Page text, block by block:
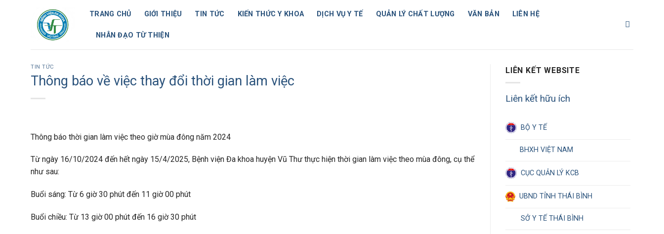
TRANG CHỦ GIỚI THIỆU TIN TỨC KIẾN THỨC Y KHOA DỊCH VỤ Y TẾ QUẢN LÝ CHẤT LƯỢNG VĂN BẢN LIÊN HỆ
NHÂN ĐẠO TỪ THIỆN
TIN TỨC
Thông báo về việc thay đổi thời gian làm việc
Thông báo thời gian làm việc theo giờ mùa đông năm 2024
Từ ngày 16/10/2024 đến hết ngày 15/4/2025, Bệnh viện Đa khoa huyện Vũ Thư thực hiện thời gian làm việc theo mùa đông, cụ thể
như sau:
Buổi sáng: Từ 6 giờ 30 phút đến 11 giờ 00 phút
Buổi chiều: Từ 13 giờ 00 phút đến 16 giờ 30 phút
LIÊN KẾT WEBSITE
Liên kết hữu ích
BỘ Y TẾ
BHXH VIỆT NAM
CỤC QUẢN LÝ KCB
UBND TỈNH THÁI BÌNH
SỞ Y TẾ THÁI BÌNH